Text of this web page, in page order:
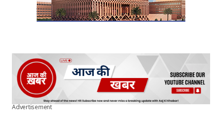
Advertisement